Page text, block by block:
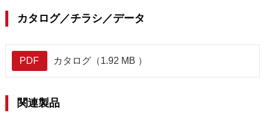
カタログ／チラシ／データ
PDF カタログ（1.92 MB ）
関連製品